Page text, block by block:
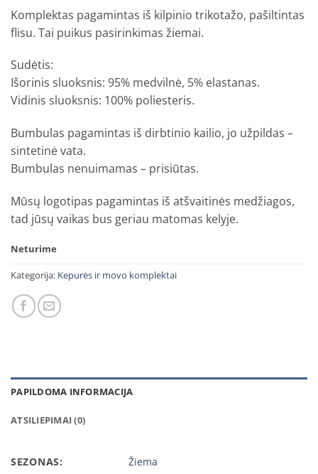
Komplektas pagamintas iš kilpinio trikotažo, pašiltintas
flisu. Tai puikus pasirinkimas žiemai.
Sudėtis:
Išorinis sluoksnis: 95% medvilnė, 5% elastanas.
Vidinis sluoksnis: 100% poliesteris.
Bumbulas pagamintas iš dirbtinio kailio, jo užpildas –
sintetinė vata.
Bumbulas nenuimamas – prisiūtas.
Mūsų logotipas pagamintas iš atšvaitinės medžiagos,
tad jūsų vaikas bus geriau matomas kelyje.
Neturime
Kategorija: Kepurės ir movo komplektai
PAPILDOMA INFORMACIJA
ATSILIEPIMAI (0)
SEZONAS: Žiema